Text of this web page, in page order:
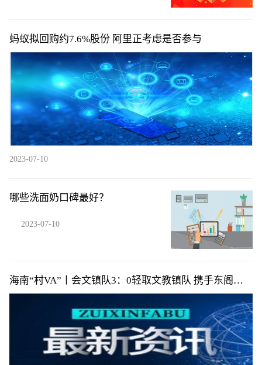
蚂蚁拟回购约7.6%股份 阿里正考虑是否参与
2023-07-10
哪些洗面奶口碑最好？
2023-07-10
海南“村VA”丨会文镇队3：0轻取文教镇队 携手东阁镇
队提前小组出线